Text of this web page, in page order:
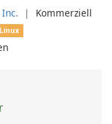
❘ Kommerziell
Linux